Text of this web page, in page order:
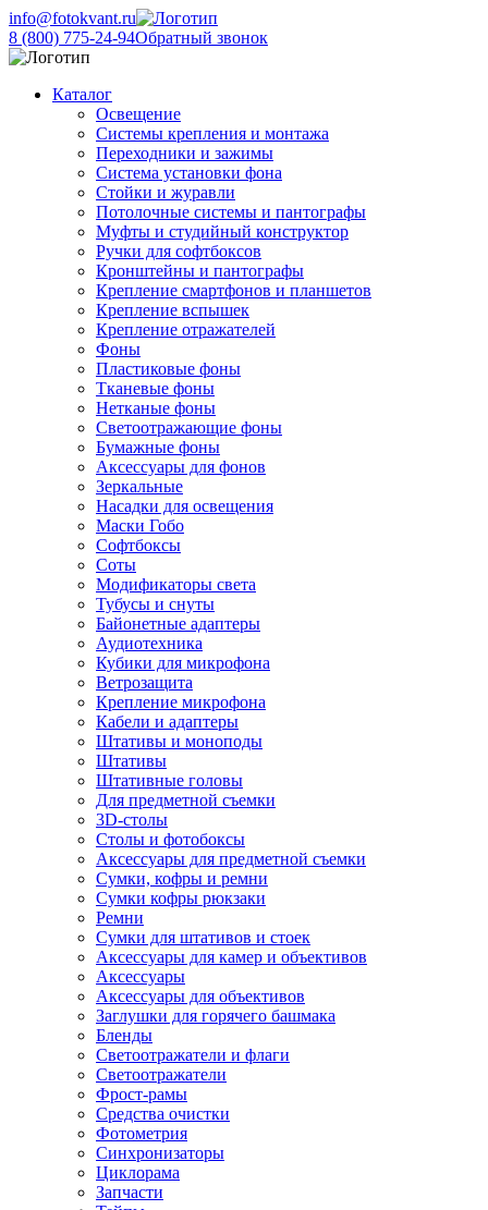
info@fotokvant.ru
8 (800) 775-24-94Обратный звонок
Каталог
Освещение
Системы крепления и монтажа
Переходники и зажимы
Система установки фона
Стойки и журавли
Потолочные системы и пантографы
Муфты и студийный конструктор
Ручки для софтбоксов
Кронштейны и пантографы
Крепление смартфонов и планшетов
Крепление вспышек
Крепление отражателей
Фоны
Пластиковые фоны
Тканевые фоны
Нетканые фоны
Светоотражающие фоны
Бумажные фоны
Аксессуары для фонов
Зеркальные
Насадки для освещения
Маски Гобо
Софтбоксы
Соты
Модификаторы света
Тубусы и снуты
Байонетные адаптеры
Аудиотехника
Кубики для микрофона
Ветрозащита
Крепление микрофона
Кабели и адаптеры
Штативы и моноподы
Штативы
Штативные головы
Для предметной съемки
3D-столы
Столы и фотобоксы
Аксессуары для предметной съемки
Сумки, кофры и ремни
Сумки кофры рюкзаки
Ремни
Сумки для штативов и стоек
Аксессуары для камер и объективов
Аксессуары
Аксессуары для объективов
Заглушки для горячего башмака
Бленды
Светоотражатели и флаги
Светоотражатели
Фрост-рамы
Средства очистки
Фотометрия
Синхронизаторы
Циклорама
Запчасти